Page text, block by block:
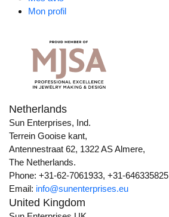
Mon profil
Netherlands
Sun Enterprises, Ind.
Terrein Gooise kant,
Antennestraat 62, 1322 AS Almere,
The Netherlands.
Phone: +31-62-7061933, +31-646335825
Email: info@sunenterprises.eu
United Kingdom